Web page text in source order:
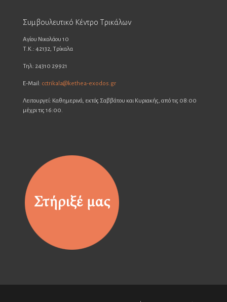
Συμβουλευτικό Κέντρο Τρικάλων
Αγίου Νικολάου 10
Τ.Κ.: 42132, Τρίκαλα
Τηλ: 24310 29921
E-Mail: cctrikala@kethea-exodos.gr
Λειτουργεί: Καθημερινά, εκτός Σαββάτου και Κυριακής, από τις 08:00
μέχρι τις 16:00.